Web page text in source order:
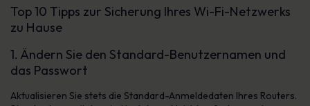
Top 10 Tipps zur Sicherung Ihres Wi-Fi-Netzwerks
zu Hause
1. Ändern Sie den Standard-Benutzernamen und
das Passwort
Aktualisieren Sie stets die Standard-Anmeldedaten Ihres Routers.